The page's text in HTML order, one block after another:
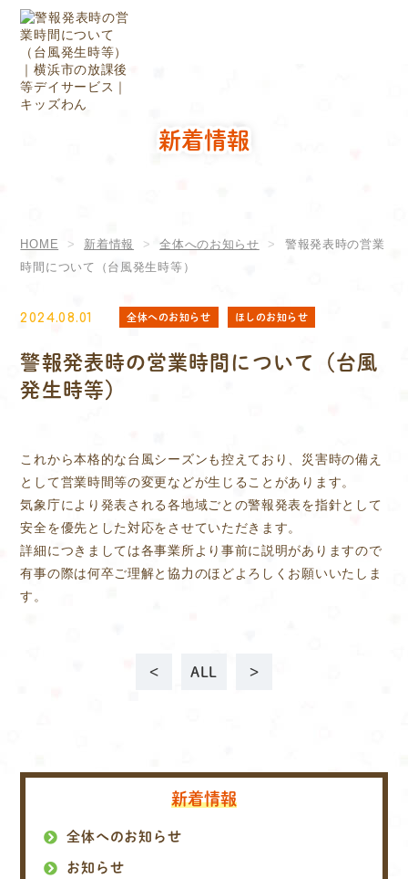
新着情報
HOME 新着情報 全体へのお知らせ
警報発表時の営業
時間について（台風発生時等）
2024.08.01 全体へのお知らせ ほしのお知らせ
警報発表時の営業時間について（台風
発生時等）
これから本格的な台風シーズンも控えており、災害時の備え
として営業時間等の変更などが生じることがあります。
気象庁により発表される各地域ごとの警報発表を指針として
安全を優先とした対応をさせていただきます。
詳細につきましては各事業所より事前に説明がありますので
有事の際は何卒ご理解と協力のほどよろしくお願いいたしま
す。
< ALL >
新着情報
全体へのお知らせ
お知らせ